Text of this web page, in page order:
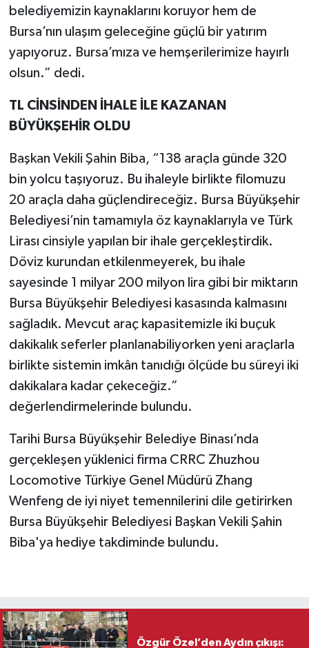
belediyemizin kaynaklarını koruyor hem de
Bursa’nın ulaşım geleceğine güçlü bir yatırım
yapıyoruz. Bursa’mıza ve hemşerilerimize hayırlı
olsun.” dedi.
TL CİNSİNDEN İHALE İLE KAZANAN
BÜYÜKŞEHİR OLDU
Başkan Vekili Şahin Biba, “138 araçla günde 320
bin yolcu taşıyoruz. Bu ihaleyle birlikte filomuzu
20 araçla daha güçlendireceğiz. Bursa Büyükşehir
Belediyesi’nin tamamıyla öz kaynaklarıyla ve Türk
Lirası cinsiyle yapılan bir ihale gerçekleştirdik.
Döviz kurundan etkilenmeyerek, bu ihale
sayesinde 1 milyar 200 milyon lira gibi bir miktarın
Bursa Büyükşehir Belediyesi kasasında kalmasını
sağladık. Mevcut araç kapasitemizle iki buçuk
dakikalık seferler planlanabiliyorken yeni araçlarla
birlikte sistemin imkân tanıdığı ölçüde bu süreyi iki
dakikalara kadar çekeceğiz.”
değerlendirmelerinde bulundu.
Tarihi Bursa Büyükşehir Belediye Binası’nda
gerçekleşen yüklenici firma CRRC Zhuzhou
Locomotive Türkiye Genel Müdürü Zhang
Wenfeng de iyi niyet temennilerini dile getirirken
Bursa Büyükşehir Belediyesi Başkan Vekili Şahin
Biba'ya hediye takdiminde bulundu.
Özgür Özel’den Aydın çıkışı: